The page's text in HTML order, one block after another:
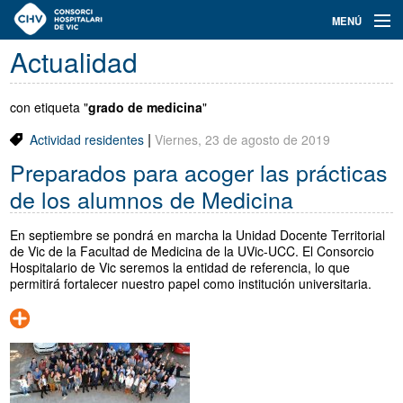
Navegación
principal
MENÚ
Actualidad
Conoce el Consorci
Especialidades
Oferta de plazas
Contacto
Buscador
Català
Actualidad
con etiqueta "grado de medicina"
Actividad residentes| Viernes, 23 de agosto de 2019
Preparados para acoger las prácticas
de los alumnos de Medicina
En septiembre se pondrá en marcha la Unidad Docente Territorial
de Vic de la Facultad de Medicina de la UVic-UCC. El Consorcio
Hospitalario de Vic seremos la entidad de referencia, lo que
permitirá fortalecer nuestro papel como institución universitaria.